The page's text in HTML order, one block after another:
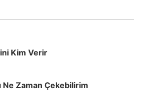
Kim Verir
Ne Zaman Çekebilirim